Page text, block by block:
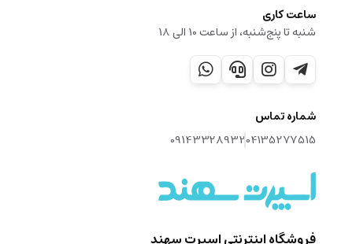
ساعت کاری
شنبه تا پنج‌شنبه، از ساعت 10 الی 18
شماره تماس
04135277515
09143328932
فروشگاه اینترنتی اسپرت سهند